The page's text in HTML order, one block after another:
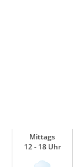
Mittags
12 - 18 Uhr